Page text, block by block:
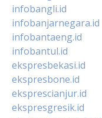
infobangli.id
infobanjarnegara.id
infobantaeng.id
infobantul.id
ekspresbekasi.id
ekspresbone.id
eksprescianjur.id
ekspresgresik.id